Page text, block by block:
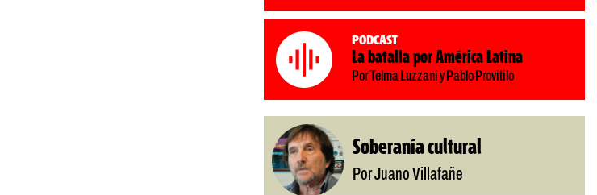
Podcast
La batalla por América Latina
Por Telma Luzzani y Pablo Provitilo
Soberanía cultural
Por Juano Villafañe